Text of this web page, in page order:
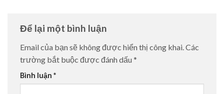
Để lại một bình luận
Email của bạn sẽ không được hiển thị công khai. Các
trường bắt buộc được đánh dấu *
Bình luận *